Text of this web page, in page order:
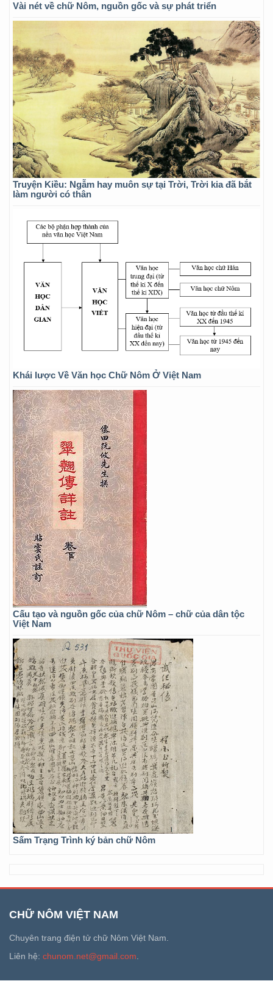
Vài nét về chữ Nôm, nguồn gốc và sự phát triển
Truyện Kiều: Ngẫm hay muôn sự tại Trời, Trời kia đã bắt
làm người có thân
Khái lược Về Văn học Chữ Nôm Ở Việt Nam
Cấu tạo và nguồn gốc của chữ Nôm – chữ của dân tộc
Việt Nam
Sấm Trạng Trình ký bản chữ Nôm
CHỮ NÔM VIỆT NAM
Chuyên trang điện tử chữ Nôm Việt Nam.
Liên hệ: chunom.net@gmail.com